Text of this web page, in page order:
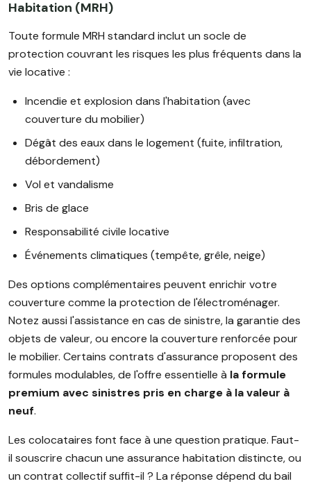
Habitation (MRH)
Toute formule MRH standard inclut un socle de
protection couvrant les risques les plus fréquents dans la
vie locative :
Incendie et explosion dans l'habitation (avec
couverture du mobilier)
Dégât des eaux dans le logement (fuite, infiltration,
débordement)
Vol et vandalisme
Bris de glace
Responsabilité civile locative
Événements climatiques (tempête, grêle, neige)
Des options complémentaires peuvent enrichir votre
couverture comme la protection de l'électroménager.
Notez aussi l'assistance en cas de sinistre, la garantie des
objets de valeur, ou encore la couverture renforcée pour
le mobilier. Certains contrats d'assurance proposent des
formules modulables, de l'offre essentielle à la formule
premium avec sinistres pris en charge à la valeur à
neuf.
Les colocataires font face à une question pratique. Faut-
il souscrire chacun une assurance habitation distincte, ou
un contrat collectif suffit-il ? La réponse dépend du bail